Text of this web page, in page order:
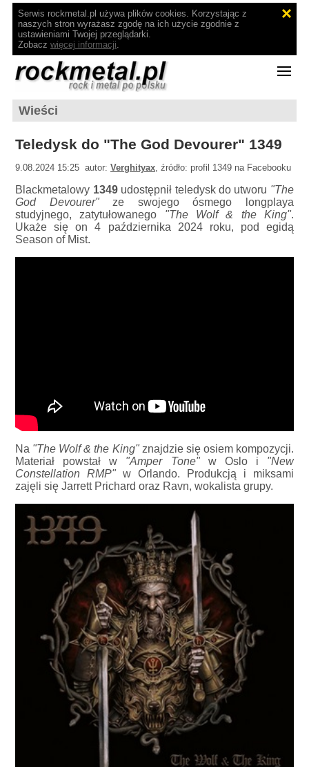
Serwis rockmetal.pl używa plików cookies. Korzystając z
naszych stron wyrażasz zgodę na ich użycie zgodnie z
ustawieniami Twojej przeglądarki.
Zobacz więcej informacji.
Wieści
Teledysk do "The God Devourer" 1349
9.08.2024 15:25 autor:Verghityax, źródło: profil 1349 na Facebooku
Blackmetalowy 1349udostępnił teledysk do utworu "The
God Devourer"ze swojego ósmego longplaya
studyjnego, zatytułowanego "The Wolf & the King".
Ukaże się on 4 października 2024 roku, pod egidą
Season of Mist.
Na "The Wolf & the King" znajdzie się osiem kompozycji.
Materiał powstał w "Amper Tone" w Oslo i "New
Constellation RMP"w Orlando. Produkcją i miksami
zajęli się Jarrett Prichard oraz Ravn, wokalista grupy.